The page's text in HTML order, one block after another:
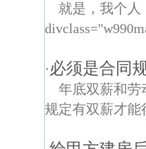
就是，我个人
·必须是合同
年底双薪和劳
规定有双薪才能